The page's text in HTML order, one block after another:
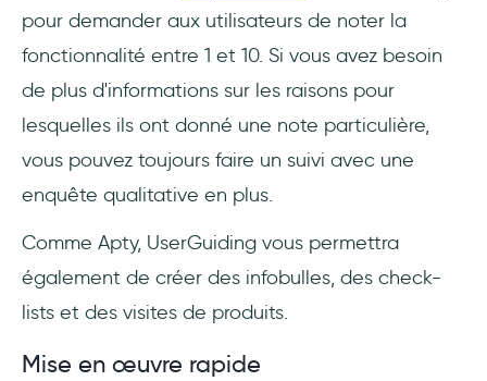
pour demander aux utilisateurs de noter la
fonctionnalité entre 1 et 10. Si vous avez besoin
de plus d'informations sur les raisons pour
lesquelles ils ont donné une note particulière,
vous pouvez toujours faire un suivi avec une
enquête qualitative en plus.
Comme Apty, UserGuiding vous permettra
également de créer des infobulles, des check-
lists et des visites de produits.
Mise en œuvre rapide